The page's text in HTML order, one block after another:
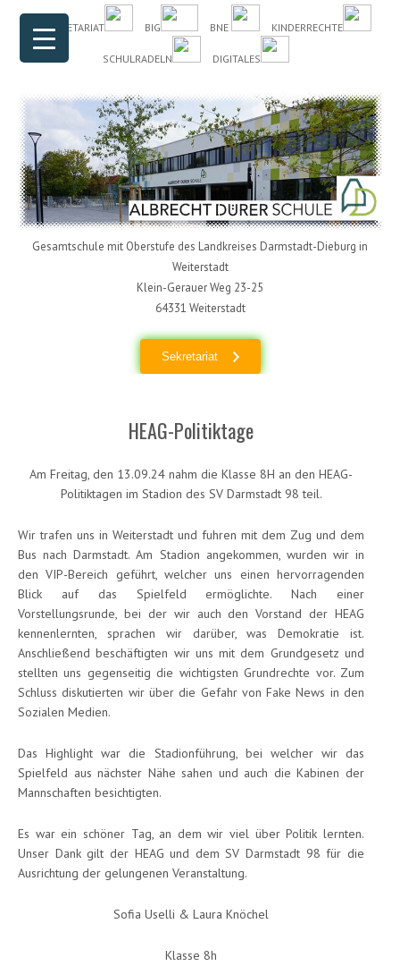
DAS SEKRETARIAT
BIG BNE KINDERRECHTE
SCHULRADELN DIGITALES
Gesamtschule mit Oberstufe des Landkreises Darmstadt-Dieburg in
Weiterstadt
Klein-Gerauer Weg 23-25
64331 Weiterstadt
Sekretariat
HEAG-Politiktage
Am Freitag, den 13.09.24 nahm die Klasse 8H an den HEAG-
Politiktagen im Stadion des SV Darmstadt 98 teil.
Wir trafen uns in Weiterstadt und fuhren mit dem Zug und dem
Bus nach Darmstadt. Am Stadion angekommen, wurden wir in
den VIP-Bereich geführt, welcher uns einen hervorragenden
Blick auf das Spielfeld ermöglichte. Nach einer
Vorstellungsrunde, bei der wir auch den Vorstand der HEAG
kennenlernten, sprachen wir darüber, was Demokratie ist.
Anschließend beschäftigten wir uns mit dem Grundgesetz und
stellten uns gegenseitig die wichtigsten Grundrechte vor. Zum
Schluss diskutierten wir über die Gefahr von Fake News in den
Sozialen Medien.
Das Highlight war die Stadionführung, bei welcher wir das
Spielfeld aus nächster Nähe sahen und auch die Kabinen der
Mannschaften besichtigten.
Es war ein schöner Tag, an dem wir viel über Politik lernten.
Unser Dank gilt der HEAG und dem SV Darmstadt 98 für die
Ausrichtung der gelungenen Veranstaltung.
Sofia Uselli & Laura Knöchel
Klasse 8h